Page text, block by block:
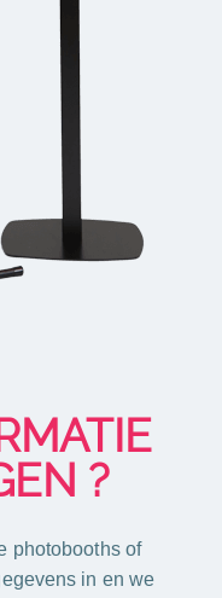
?
photobooths of
in en we